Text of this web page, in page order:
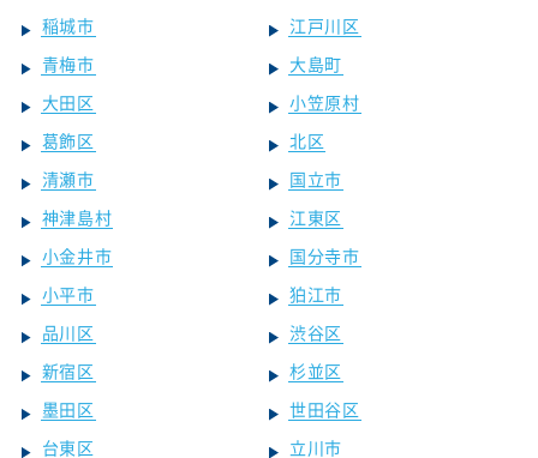
稲城市
江戸川区
青梅市
大島町
大田区
小笠原村
葛飾区
北区
清瀬市
国立市
神津島村
江東区
小金井市
国分寺市
小平市
狛江市
品川区
渋谷区
新宿区
杉並区
墨田区
世田谷区
台東区
立川市